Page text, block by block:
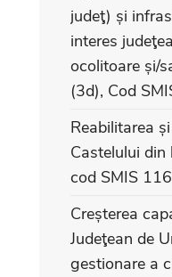
judeţ) și
interes
ocolitoare și/
(3d), Cod
Reabilitarea
Castelului
cod SMIS
Creșterea
Judeţean de
gestionare a